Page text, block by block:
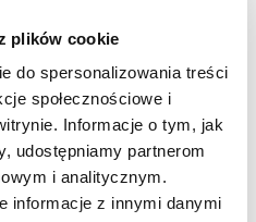
plików cookie
do spersonalizowania treści
społecznościowe i
Informacje o tym, jak
udostępniamy partnerom
i analitycznym.
informacje z innymi danymi
zalecany dla osób pragnących
przy braku aktywności ruchowej
w starszym wieku.
który wchodzi w skład
oraz tworzy w nich szkielet dla